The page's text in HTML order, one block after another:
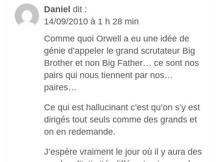
Daniel dit :
14/09/2010 à 1 h 28 min
Comme quoi Orwell a eu une idée de
génie d’appeler le grand scrutateur Big
Brother et non Big Father… ce sont nos
pairs qui nous tiennent par nos…
paires…
Ce qui est hallucinant c’est qu’on s’y est
dirigés tout seuls comme des grands et
on en redemande.
J’espère vraiment le jour où il y aura des